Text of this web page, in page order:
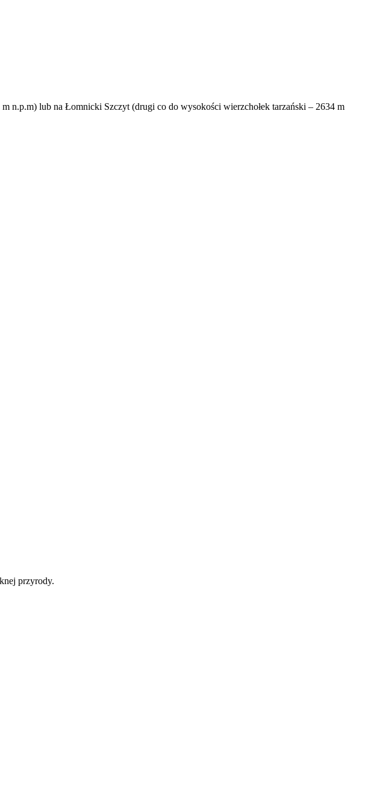
n.p.m) lub na Łomnicki Szczyt (drugi co do wysokości wierzchołek tarzański – 2634 m
przyrody.